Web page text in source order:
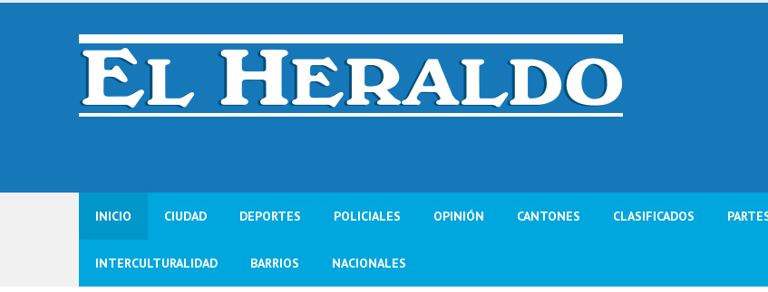
Skip
INICIO CIUDAD DEPORTES POLICIALES OPINIÓN CANTONES CLASIFICADOS
INTERCULTURALIDAD BARRIOS NACIONALES